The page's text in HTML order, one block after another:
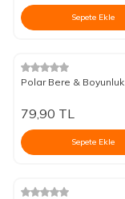
Sepete Ekle
Polar Bere & Boyunluk
79,90 TL
Sepete Ekle